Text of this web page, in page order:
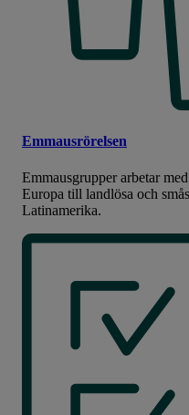
Emmausrörelsen
Emmausgrupper arbetar
Europa till landlösa och
Latinamerika.